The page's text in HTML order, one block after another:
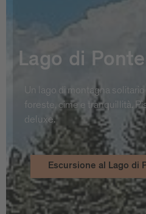
Lago di
Un lago di montagna
foreste, cime e tranquillità.
deluxe.
Escursione al Lago di